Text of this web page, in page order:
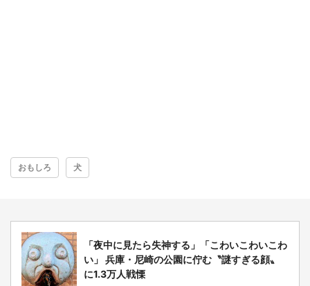
おもしろ 犬
「夜中に見たら失神する」「こわいこわいこわ
い」 兵庫・尼崎の公園に佇む〝謎すぎる顔〟
に1.3万人戦慄